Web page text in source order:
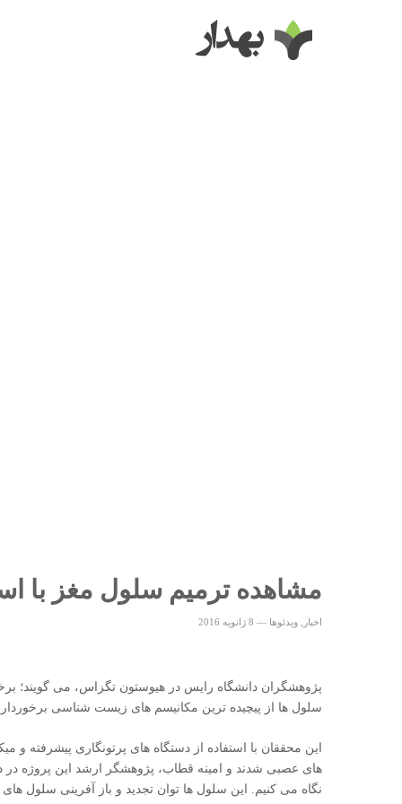
مشاهده ترمیم سلول مغز با
اخبار ویدئوها — 8 ژانویه 2016
پژوهشگران دانشگاه رایس در هیوستون تگزاس، می گویند؛
سلول ها از پیچیده ترین مکانیسم های زیست شناسی
این محققان با استفاده از دستگاه های پرتونگاری پیشرفته
های عصبی شدند و امینه قطاب، پژوهشگر ارشد این پروژه
نگاه می کنیم. این سلول ها توان تجدید و باز آفرینی سلول